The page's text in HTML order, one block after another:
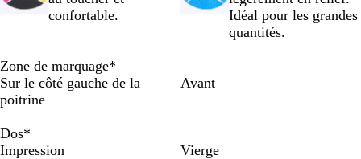
e
u
i
t
confortable.
Idéal pour les grandes
quantités.
Zone de marquage*
Sur le côté gauche de la
poitrine
Avant
Dos*
Impression
Vierge